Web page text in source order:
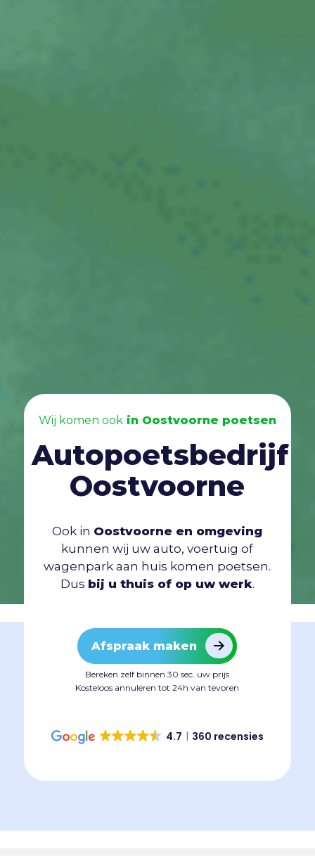
Wij komen ookin Oostvoorne poetsen
Autopoetsbedrijf
Oostvoorne
Ook in Oostvoorne en omgeving
kunnen wij uw auto, voertuig of
wagenpark aan huis komen poetsen.
Dus bij u thuis of op uw werk.
Afspraak maken
Bereken zelf binnen 30 sec. uw prijs
Kosteloos annuleren tot 24h van tevoren
4.7 360 recensies